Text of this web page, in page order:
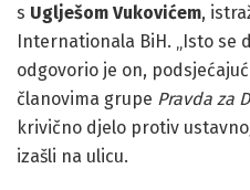
s Uglješom Vukovićem,
Internationala BiH. „Isto se
odgovorio je on,
članovima grupe Pravda za
krivično djelo protiv
izašli na ulicu.